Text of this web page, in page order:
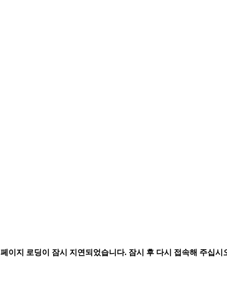
페이지 로딩이 잠시 지연되었습니다. 잠시 후 다시 접속해 주십시